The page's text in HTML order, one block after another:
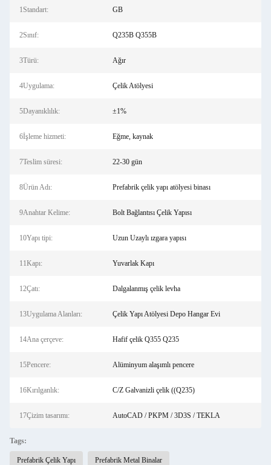
1Standart: GB
2Sınıf: Q235B Q355B
3Türü: Ağır
4Uygulama: Çelik Atölyesi
5Dayanıklılık: ±1%
6İşleme hizmeti: Eğme, kaynak
7Teslim süresi: 22-30 gün
8Ürün Adı: Prefabrik çelik yapı atölyesi binası
9Anahtar Kelime: Bolt Bağlantısı Çelik Yapısı
10Yapı tipi: Uzun Uzaylı ızgara yapısı
11Kapı: Yuvarlak Kapı
12Çatı: Dalgalanmış çelik levha
13Uygulama Alanları: Çelik Yapı Atölyesi Depo Hangar Evi
14Ana çerçeve: Hafif çelik Q355 Q235
15Pencere: Alüminyum alaşımlı pencere
16Kırılganlık: C/Z Galvanizli çelik ((Q235)
17Çizim tasarımı: AutoCAD / PKPM / 3D3S / TEKLA
Tags:
Prefabrik Çelik Yapı Prefabrik Metal Binalar